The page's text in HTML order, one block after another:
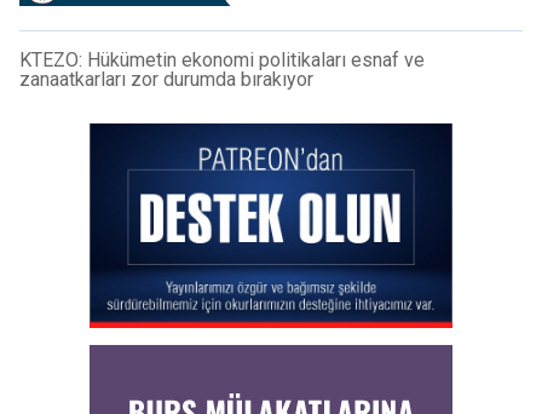
KTEZO: Hükümetin ekonomi politikaları esnaf ve
zanaatkarları zor durumda bırakıyor